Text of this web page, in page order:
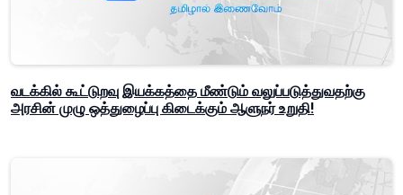
வடக்கில் கூட்டுறவு இயக்கத்தை மீண்டும் வலுப்படுத்துவதற்கு
அரசின் முழு ஒத்துழைப்பு கிடைக்கும் ஆளுநர் உறுதி!